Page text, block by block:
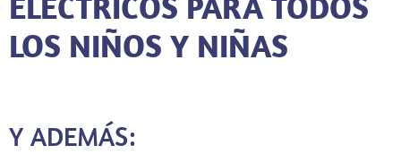
LOS NIÑOS Y NIÑAS
Y ADEMÁS: